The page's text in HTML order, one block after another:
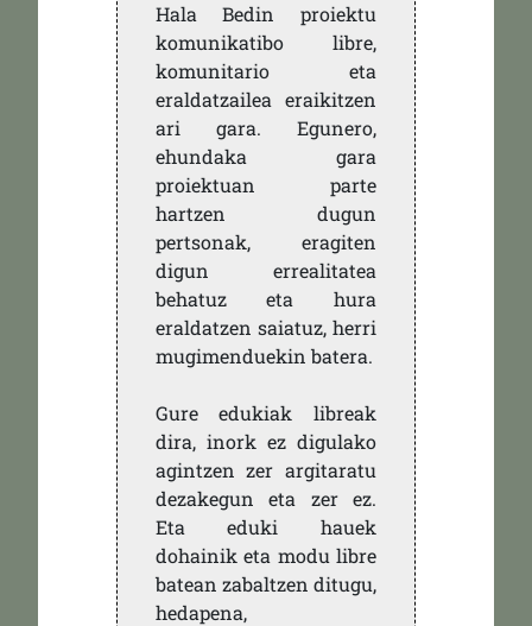
Hala Bedin proiektu
komunikatibo libre,
komunitario eta
eraldatzailea eraikitzen
ari gara. Egunero,
ehundaka gara
proiektuan parte
hartzen dugun
pertsonak, eragiten
digun errealitatea
behatuz eta hura
eraldatzen saiatuz, herri
mugimenduekin batera.
Gure edukiak libreak
dira, inork ez digulako
agintzen zer argitaratu
dezakegun eta zer ez.
Eta eduki hauek
dohainik eta modu libre
batean zabaltzen ditugu,
hedapena,